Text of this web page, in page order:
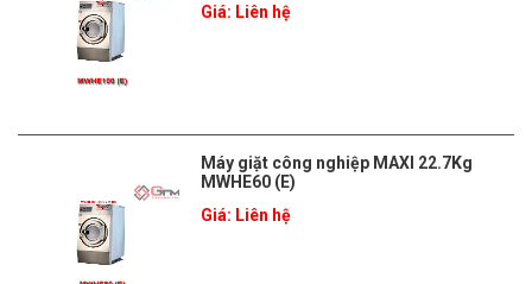
Giá: Liên hệ
Máy giặt công nghiệp MAXI 22.7Kg
MWHE60 (E)
Giá: Liên hệ